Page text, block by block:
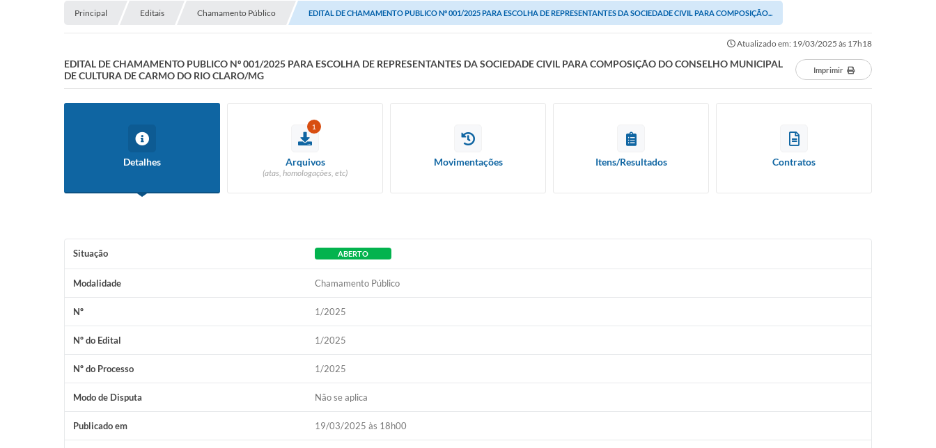
Principal Editais Chamamento Público EDITAL DE CHAMAMENTO PUBLICO Nº 001/2025 PARA ESCOLHA DE REPRESENTANTES DA SOCIEDADE CIVIL PARA COMPOSIÇÃO...
Atualizado em: 19/03/2025 às 17h18
EDITAL DE CHAMAMENTO PUBLICO Nº 001/2025 PARA ESCOLHA DE REPRESENTANTES DA SOCIEDADE CIVIL PARA COMPOSIÇÃO DO CONSELHO MUNICIPAL
DE CULTURA DE CARMO DO RIO CLARO/MG
Imprimir
Detalhes
1
Arquivos
(atas, homologações, etc)
Movimentações Itens/Resultados Contratos
Situação ABERTO
Modalidade Chamamento Público
Nº 1/2025
Nº do Edital 1/2025
Nº do Processo 1/2025
Modo de Disputa Não se aplica
Publicado em 19/03/2025 às 18h00